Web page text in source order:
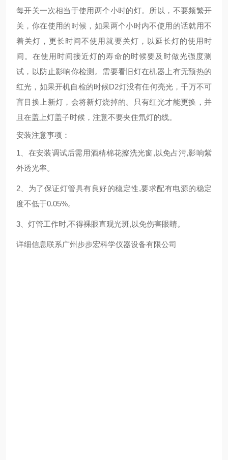
每开关一次相当于使用两个小时的灯。所以，不要频繁开
关，你在使用的时候，如果两个小时内不使用的话就用不
着关灯，更长时间不使用就要关灯，以延长灯的使用时
间。在使用时间接近灯的寿命的时候要及时做光强度测
试，以防止影响你检测。需要看旧灯在机器上有无预热的
红光，如果开机自检的时候D2灯没有任何亮光，千万不可
盲目换上新灯，会将新灯烧掉的。只有红光才能更换，并
且在盖上灯盖子时候，注意不要夹住氘灯的线。
安装注意事项：
1、在安装调试后需用酒精棉花擦洗光窗,以免占污,影响紫
外透光率。
2、为了保证灯管具有良好的稳定性,要求配有电源的稳定
度不低于0.05%。
3、灯管工作时,不得裸眼直观光斑,以免伤害眼睛。
详细信息联系广州步步宏科学仪器设备有限公司